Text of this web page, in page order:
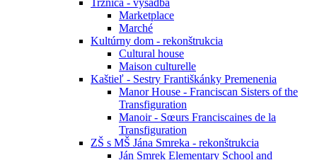
Tržnica - výsadba
Marketplace
Marché
Kultúrny dom - rekonštrukcia
Cultural house
Maison culturelle
Kaštieľ - Sestry Františkánky Premenenia
Manor House - Franciscan Sisters of the
Transfiguration
Manoir - Sœurs Franciscaines de la
Transfiguration
ZŠ s MŠ Jána Smreka - rekonštrukcia
Ján Smrek Elementary School and